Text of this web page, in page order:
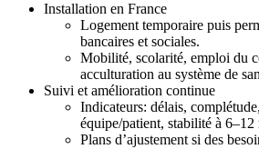
Installation en France
Logement temporaire puis
bancaires et sociales.
Mobilité, scolarité, emploi du
acculturation au système de
Suivi et amélioration continue
Indicateurs: délais,
équipe/patient, stabilité à 6–12
Plans d’ajustement si des